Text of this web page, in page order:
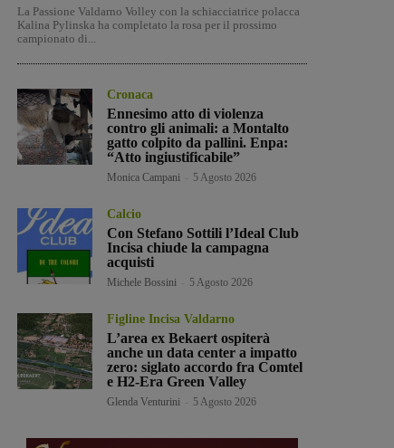
La Passione Valdarno Volley con la schiacciatrice polacca
Kalina Pylinska ha completato la rosa per il prossimo
campionato di...
Cronaca
Ennesimo atto di violenza
contro gli animali: a Montalto
gatto colpito da pallini. Enpa:
“Atto ingiustificabile”
Monica Campani 5 Agosto 2026
Calcio
Con Stefano Sottili l’Ideal Club
Incisa chiude la campagna
acquisti
Michele Bossini 5 Agosto 2026
Figline Incisa Valdarno
L’area ex Bekaert ospiterà
anche un data center a impatto
zero: siglato accordo fra Comtel
e H2-Era Green Valley
Glenda Venturini 5 Agosto 2026